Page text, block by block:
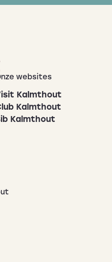
websites
Kalmthout
Kalmthout
Kalmthout